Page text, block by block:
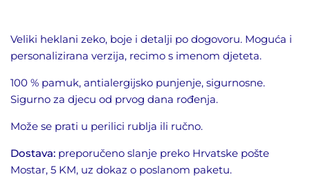
Veliki heklani zeko, boje i detalji po dogovoru. Moguća i
personalizirana verzija, recimo s imenom djeteta.
100 % pamuk, antialergijsko punjenje, sigurnosne.
Sigurno za djecu od prvog dana rođenja.
Može se prati u perilici rublja ili ručno.
Dostava: preporučeno slanje preko Hrvatske pošte
Mostar, 5 KM, uz dokaz o poslanom paketu.